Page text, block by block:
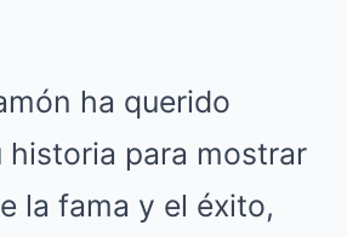
ha querido
historia para mostrar
la fama y el éxito,